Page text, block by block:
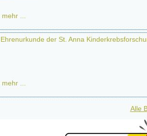
mehr ...
Ehrenurkunde der St. Anna
mehr ...
Alle